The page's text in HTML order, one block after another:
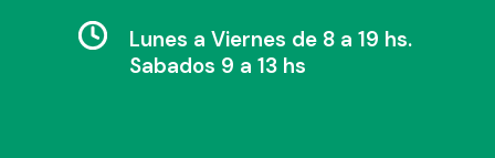
Lunes a Viernes de 8 a 19 hs.
Sabados 9 a 13 hs